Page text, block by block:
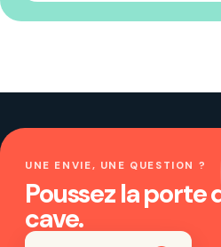
UNE ENVIE, UNE QUESTION ?
Poussez la porte
cave.